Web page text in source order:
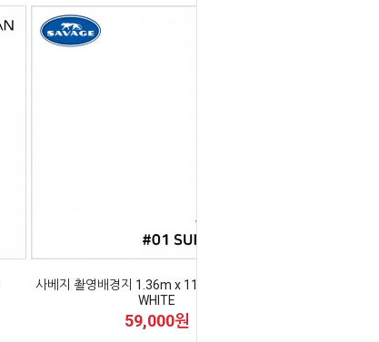
사베지 촬영배경지 1.36m x 11m #01 SUPER
WHITE
59,000원